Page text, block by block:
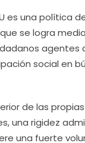
es una política
se logra
agentes
social en
de las
una rigidez
una fuerte